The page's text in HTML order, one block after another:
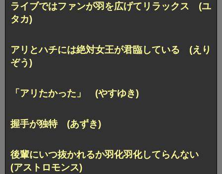
ライブではファンが羽を広げてリラックス (ユ
タカ)
アリとハチには絶対女王が君臨している (えり
ぞう)
「アリたかった」 (やすゆき)
握手が独特 (あずき)
後輩にいつ抜かれるか羽化羽化してらんない
(アストロモンス)